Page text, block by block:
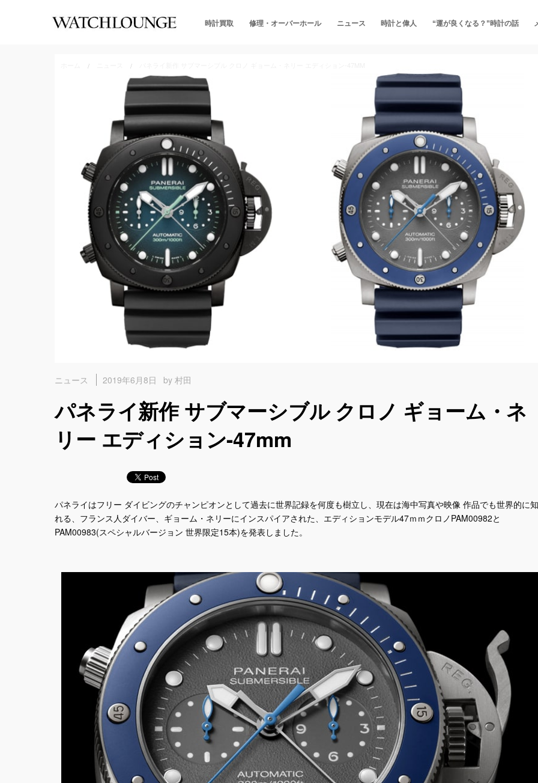
時計買取 修理・オーバーホール ニュース 時計と偉人 “運が良くなる？”時計の話
ニュース 2019年6月8日 by 村田
パネライ新作 サブマーシブル クロノ ギョーム・ネ
リー エディション-47mm
パネライはフリー ダイビングのチャンピオンとして過去に世界記録を何度も樹立し、現在は海中写真や映像 作品でも世界的に
れる、フランス人ダイバー、ギョーム・ネリーにインスパイアされた、エディションモデル47ｍｍクロノPAM00982と
PAM00983(スペシャルバージョン 世界限定15本)を発表しました。